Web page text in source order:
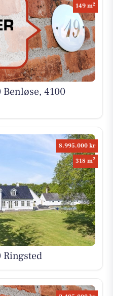
149 m2
4100
8.995.000 kr
318 m2
Ringsted